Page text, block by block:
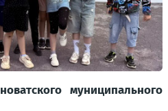
муниципального